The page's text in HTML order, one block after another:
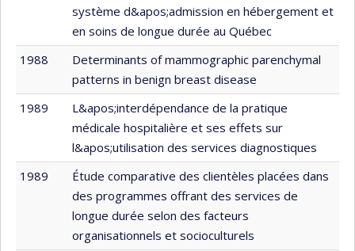
système d&apos;admission en hébergement et
en soins de longue durée au Québec
1988
Determinants of mammographic parenchymal
patterns in benign breast disease
1989
L&apos;interdépendance de la pratique
médicale hospitalière et ses effets sur
l&apos;utilisation des services diagnostiques
1989
Étude comparative des clientèles placées dans
des programmes offrant des services de
longue durée selon des facteurs
organisationnels et socioculturels